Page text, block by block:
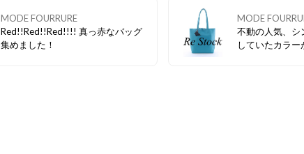
MODE FOURRURE
Red!!Red!!Red!!!! 真っ赤なバッグ
集めました！
MODE
不動の人気、シ
していたカラー